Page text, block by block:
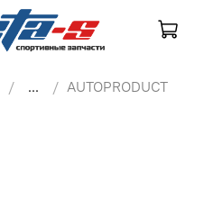
... AUTOPRODUCT